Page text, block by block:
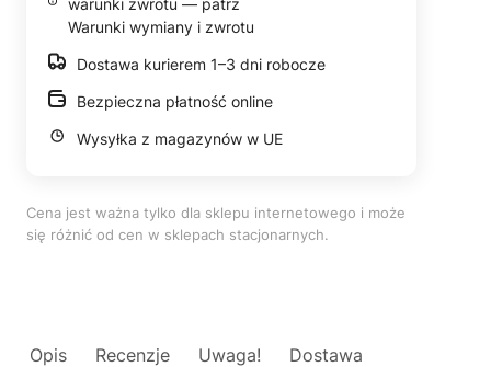
warunki zwrotu — patrz
Warunki wymiany i zwrotu
Dostawa kurierem 1–3 dni robocze
Bezpieczna płatność online
Wysyłka z magazynów w UE
Cena jest ważna tylko dla sklepu internetowego i może
się różnić od cen w sklepach stacjonarnych.
Opis Recenzje Uwaga! Dostawa